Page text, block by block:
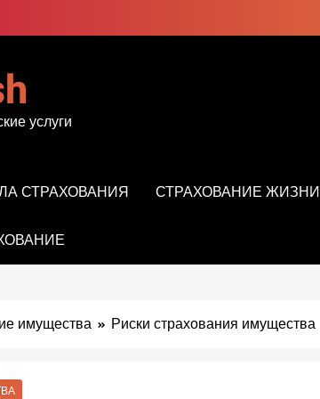
услуги
СТРАХОВАНИЯ СТРАХОВАНИЕ ЖИЗНИ
имущества Риски страхования имущества